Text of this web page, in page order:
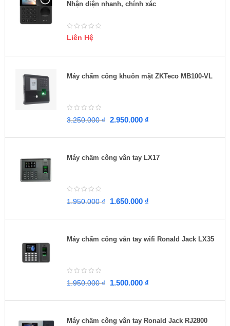
Nhận diện nhanh, chính xác
Liên Hệ
Máy chấm công khuôn mặt ZKTeco MB100-VL
3.250.000₫ 2.950.000 ₫
Máy chấm công vân tay LX17
1.950.000₫ 1.650.000 ₫
Máy chấm công vân tay wifi Ronald Jack LX35
1.950.000₫ 1.500.000 ₫
Máy chấm công vân tay Ronald Jack RJ2800